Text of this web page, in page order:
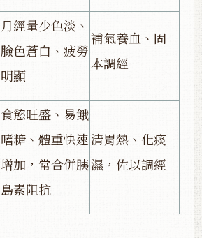
月經量少色淡、
臉色蒼白、疲勞
明顯
補氣養血、固
本調經
食慾旺盛、易餓
嗜糖、體重快速
增加，常合併胰
島素阻抗
清胃熱、化痰
濕，佐以調經